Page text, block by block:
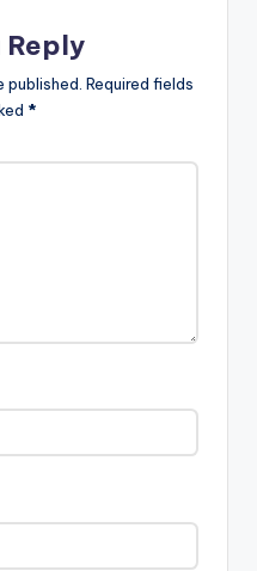
Reply
published. Required fields
*